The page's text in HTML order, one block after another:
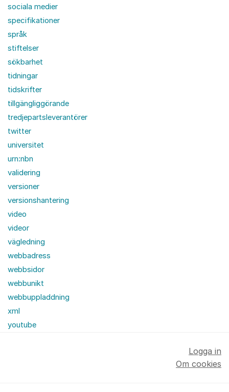
sociala medier
specifikationer
språk
stiftelser
sökbarhet
tidningar
tidskrifter
tillgängliggörande
tredjepartsleverantörer
twitter
universitet
urn:nbn
validering
versioner
versionshantering
video
videor
vägledning
webbadress
webbsidor
webbunikt
webbuppladdning
xml
youtube
Logga in
Om cookies